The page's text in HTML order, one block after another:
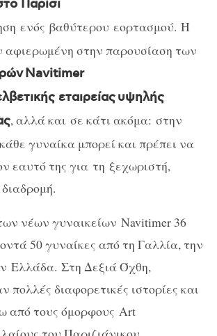
Παρίσι
ενός βαθύτερου εορτασμού. Η
αφιερωμένη στην παρουσίαση των
Navitimer
εταιρείας υψηλής
, αλλά και σε κάτι ακόμα: στην
γυναίκα μπορεί και πρέπει να
εαυτό της για τη ξεχωριστή,
νέων γυναικείων Navitimer 36
50 γυναίκες από τη Γαλλία, την
Ελλάδα. Στη Δεξιά Όχθη,
πολλές διαφορετικές ιστορίες και
από τους όμορφους Art